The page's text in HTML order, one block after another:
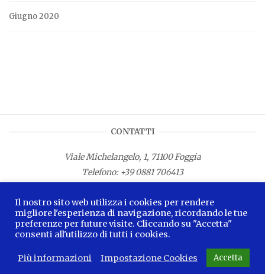
Giugno 2020
CONTATTI
Viale Michelangelo, 1, 71100 Foggia
Telefono: +39 0881 706413
E-mail:info.lamagnacapitana@regione.puglia.it
Il nostro sito web utilizza i cookies per rendere
migliore l'esperienza di navigazione, ricordando le tue
preferenze per future visite. Cliccando su "Accetta"
consenti all'utilizzo di tutti i cookies.
Più informazioni Impostazione Cookies Accetta